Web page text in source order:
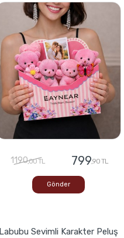
1190,00 TL 799,90 TL
Gönder
Labubu Sevimli Karakter Peluş